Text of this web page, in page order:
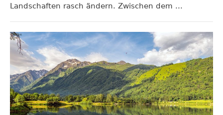
Landschaften rasch ändern. Zwischen dem ...